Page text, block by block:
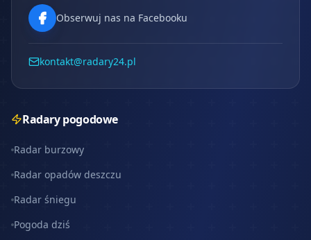
Obserwuj nas na Facebooku
kontakt@radary24.pl
Radary pogodowe
Radar burzowy
Radar opadów deszczu
Radar śniegu
Pogoda dziś